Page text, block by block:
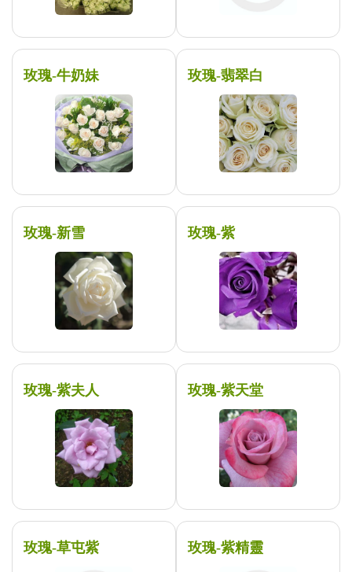
玫瑰-牛奶妹 玫瑰-翡翠白
玫瑰-新雪 玫瑰-紫
玫瑰-紫夫人 玫瑰-紫天堂
玫瑰-草屯紫 玫瑰-紫精靈